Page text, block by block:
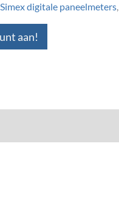
Simex digitale paneelmeters,
aan!